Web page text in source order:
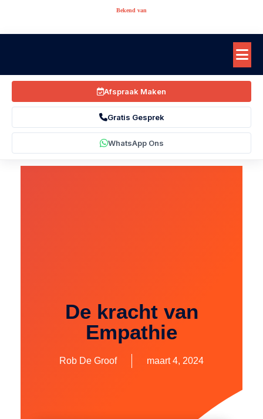
Bekend van
Afspraak Maken
Gratis Gesprek
WhatsApp Ons
De kracht van
Empathie
Rob De Groof maart 4, 2024